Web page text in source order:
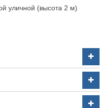
уличной (высота 2 м)